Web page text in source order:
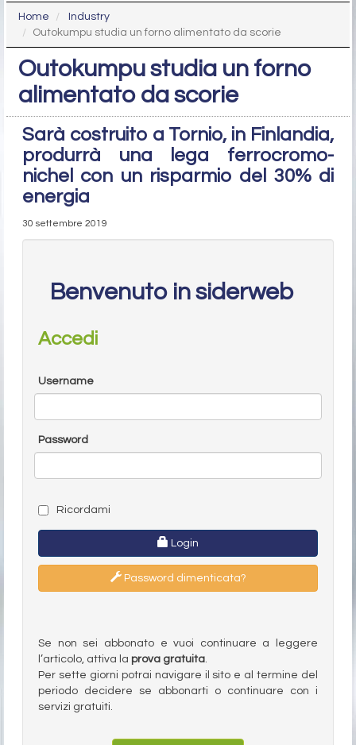
Home
Industry
Outokumpu studia un forno alimentato da scorie
Outokumpu studia un forno
alimentato da scorie
Sarà costruito a Tornio, in Finlandia,
produrrà una lega ferrocromo-
nichel con un risparmio del 30% di
energia
30 settembre 2019
Benvenuto in siderweb
Accedi
Username
Password
Ricordami
Login
Password dimenticata?
Se non sei abbonato e vuoi continuare a leggere
l’articolo, attiva la prova gratuita
Per sette giorni potrai navigare il sito e al termine del
periodo decidere se abbonarti o continuare con i
servizi gratuiti.